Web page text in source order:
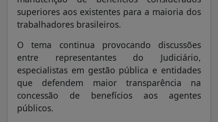
superiores aos existentes para a maioria dos
trabalhadores brasileiros.
O tema continua provocando discussões
entre representantes do Judiciário,
especialistas em gestão pública e entidades
que defendem maior transparência na
concessão de benefícios aos agentes
públicos.